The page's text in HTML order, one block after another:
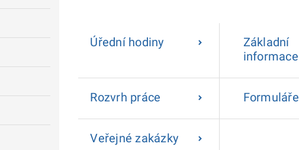
Úřední hodiny
Základní
informace
Rozvrh práce Formuláře
Veřejné zakázky